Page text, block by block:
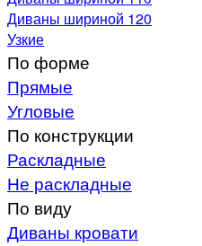
Диваны шириной 120
Узкие
По форме
Прямые
Угловые
По конструкции
Раскладные
Не раскладные
По виду
Диваны кровати